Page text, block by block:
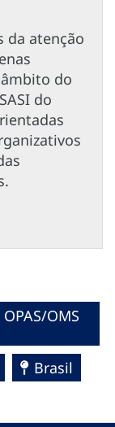
da atenção
do
do
OMS
Brasil